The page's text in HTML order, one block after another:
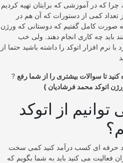
که در آموزشی که برایتان تهیه کردیم
کمی از دستورات که آن هم در
کامل گفتیم که دوستانی که ورژن
باید چه کاری انجام دهند. ولی خب
نرم افزار اتوکد را داشته باشید حتما از
? تا سوالات بیشتری را از شما رفع
اتوکد محمد فرشادیان )
از اتوکد
حرفه ای کسب درآمد کنید کمی سخت
می کنید باید به شما بگویم که